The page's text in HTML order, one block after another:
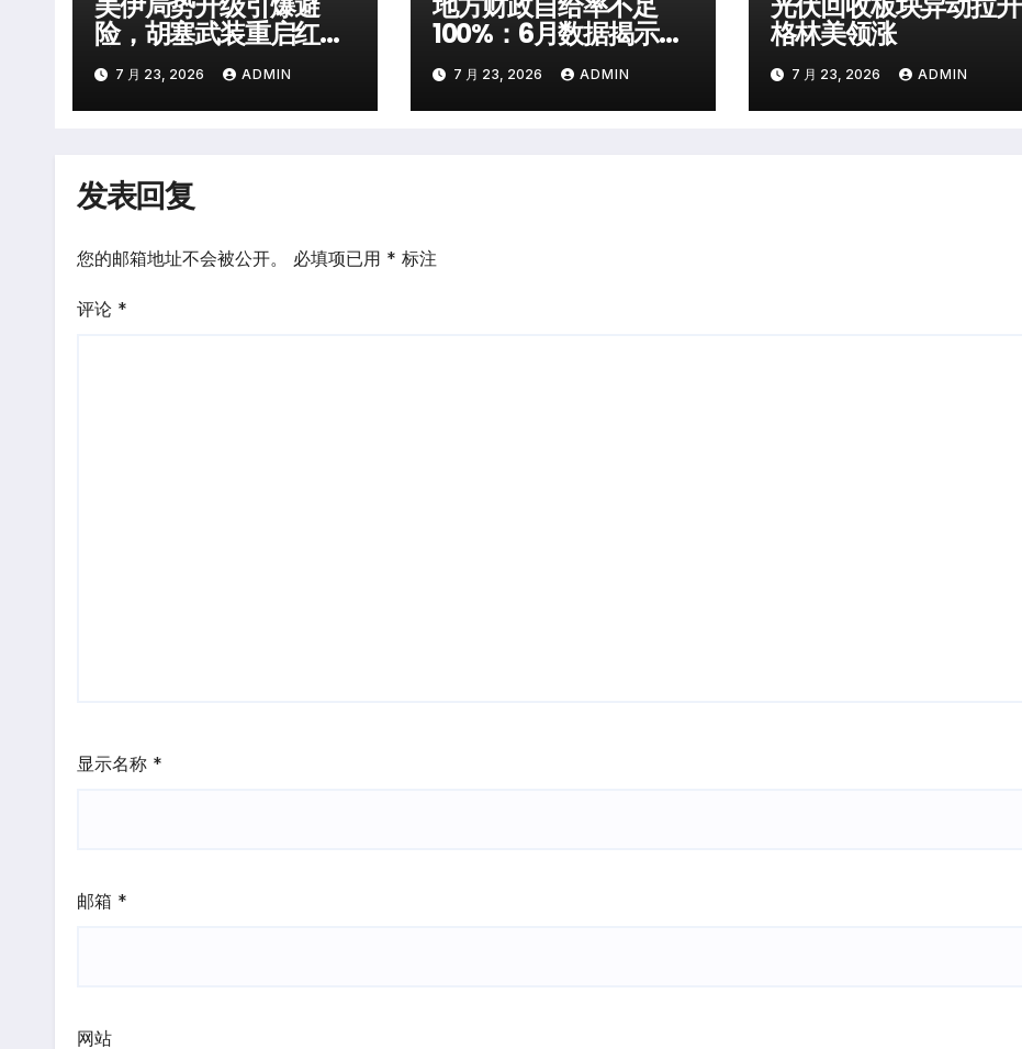
险，胡塞武装重启红海
袭击7 月 23, 2026 ADMIN
100%：6月数据揭示深
层风险
7 月 23, 2026 ADMIN
格林美领涨
7 月 23, 2026 ADMIN
发表回复
您的邮箱地址不会被公开。 必填项已用 * 标注
评论 *
显示名称 *
邮箱 *
网站